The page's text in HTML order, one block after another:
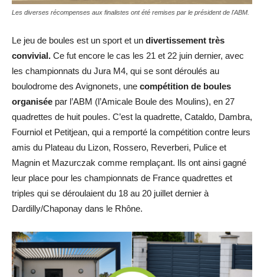
Les diverses récompenses aux finalistes ont été remises par le président de l'ABM.
Le jeu de boules est un sport et un divertissement très
convivial. Ce fut encore le cas les 21 et 22 juin dernier, avec
les championnats du Jura M4, qui se sont déroulés au
boulodrome des Avignonets, une compétition de boules
organisée par l’ABM (l’Amicale Boule des Moulins), en 27
quadrettes de huit poules. C’est la quadrette, Cataldo, Dambra,
Fourniol et Petitjean, qui a remporté la compétition contre leurs
amis du Plateau du Lizon, Rossero, Reverberi, Pulice et
Magnin et Mazurczak comme remplaçant. Ils ont ainsi gagné
leur place pour les championnats de France quadrettes et
triples qui se déroulaient du 18 au 20 juillet dernier à
Dardilly/Chaponay dans le Rhône.